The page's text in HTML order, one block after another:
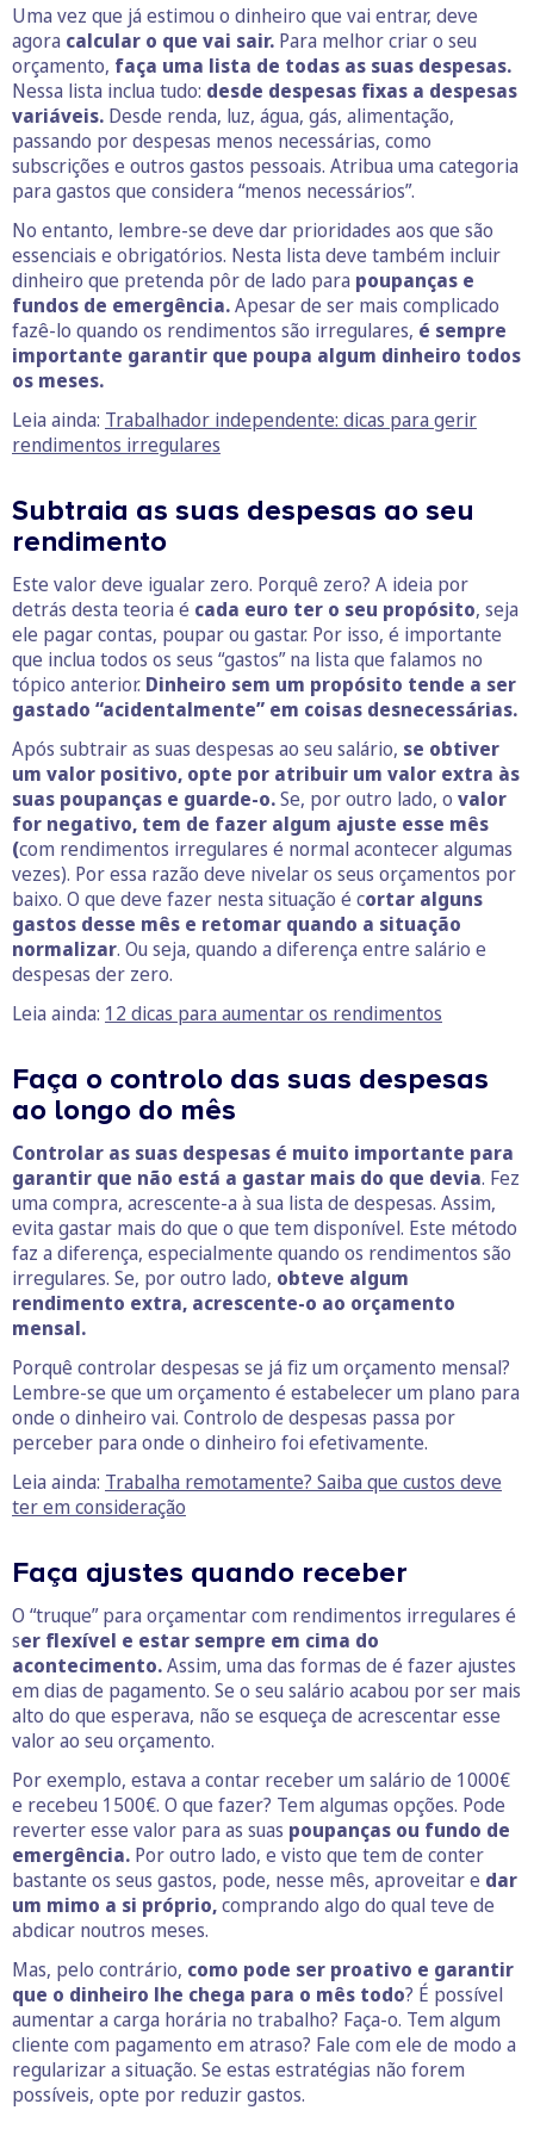
Uma vez que já estimou o dinheiro que vai entrar, deve
agora calcular o que vai sair. Para melhor criar o seu
orçamento, faça uma lista de todas as suas despesas.
Nessa lista inclua tudo: desde despesas fixas a despesas
variáveis. Desde renda, luz, água, gás, alimentação,
passando por despesas menos necessárias, como
subscrições e outros gastos pessoais. Atribua uma categoria
para gastos que considera “menos necessários”.
No entanto, lembre-se deve dar prioridades aos que são
essenciais e obrigatórios. Nesta lista deve também incluir
dinheiro que pretenda pôr de lado para poupanças e
fundos de emergência.Apesar de ser mais complicado
fazê-lo quando os rendimentos são irregulares, é sempre
importante garantir que poupa algum dinheiro todos
os meses.
Leia ainda: Trabalhador independente: dicas para gerir
rendimentos irregulares
Subtraia as suas despesas ao seu
rendimento
Este valor deve igualar zero. Porquê zero? A ideia por
detrás desta teoria é cada euro ter o seu propósito, seja
ele pagar contas, poupar ou gastar. Por isso, é importante
que inclua todos os seus “gastos” na lista que falamos no
tópico anterior. Dinheiro sem um propósito tende a ser
gastado “acidentalmente” em coisas desnecessárias.
Após subtrair as suas despesas ao seu salário, se obtiver
um valor positivo, opte por atribuir um valor extra às
suas poupanças e guarde-o.Se, por outro lado, o valor
for negativo, tem de fazer algum ajuste esse mês
(com rendimentos irregulares é normal acontecer algumas
vezes). Por essa razão deve nivelar os seus orçamentos por
baixo. O que deve fazer nesta situação é cortar alguns
gastos desse mês e retomar quando a situação
normalizar. Ou seja, quando a diferença entre salário e
despesas der zero.
Leia ainda: 12 dicas para aumentar os rendimentos
Faça o controlo das suas despesas
ao longo do mês
Controlar as suas despesas é muito importante para
garantir que não está a gastar mais do que devia. Fez
uma compra, acrescente-a à sua lista de despesas. Assim,
evita gastar mais do que o que tem disponível. Este método
faz a diferença, especialmente quando os rendimentos são
irregulares. Se, por outro lado, obteve algum
rendimento extra, acrescente-o ao orçamento
mensal.
Porquê controlar despesas se já fiz um orçamento mensal?
Lembre-se que um orçamento é estabelecer um plano para
onde o dinheiro vai. Controlo de despesas passa por
perceber para onde o dinheiro foi efetivamente.
Leia ainda: Trabalha remotamente? Saiba que custos deve
ter em consideração
Faça ajustes quando receber
O “truque” para orçamentar com rendimentos irregulares é
ser flexível e estar sempre em cima do
acontecimento.Assim, uma das formas de é fazer ajustes
em dias de pagamento. Se o seu salário acabou por ser mais
alto do que esperava, não se esqueça de acrescentar esse
valor ao seu orçamento.
Por exemplo, estava a contar receber um salário de 1000€
e recebeu 1500€. O que fazer? Tem algumas opções. Pode
reverter esse valor para as suas poupanças ou fundo de
emergência. Por outro lado, e visto que tem de conter
bastante os seus gastos, pode, nesse mês, aproveitar e dar
um mimo a si próprio,comprando algo do qual teve de
abdicar noutros meses.
Mas, pelo contrário, como pode ser proativo e garantir
que o dinheiro lhe chega para o mês todo? É possível
aumentar a carga horária no trabalho? Faça-o. Tem algum
cliente com pagamento em atraso? Fale com ele de modo a
regularizar a situação. Se estas estratégias não forem
possíveis, opte por reduzir gastos.